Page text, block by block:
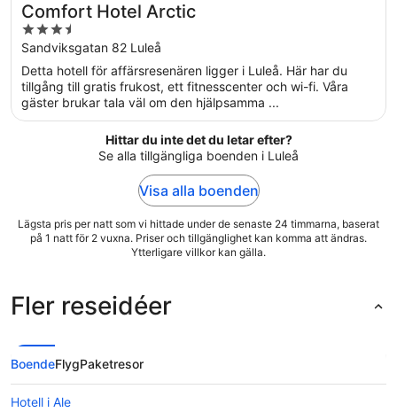
Comfort Hotel Arctic
3.5
out
of
5
Sandviksgatan 82 Luleå
Detta hotell för affärsresenären ligger i Luleå. Här har du
tillgång till gratis frukost, ett fitnesscenter och wi-fi. Våra
gäster brukar tala väl om den hjälpsamma ...
Hittar du inte det du letar efter?
Se alla tillgängliga boenden i Luleå
Visa alla boenden
Lägsta pris per natt som vi hittade under de senaste 24 timmarna, baserat
på 1 natt för 2 vuxna. Priser och tillgänglighet kan komma att ändras.
Ytterligare villkor kan gälla.
Fler reseidéer
BoendeFlygPaketresor
Hotell i Ale